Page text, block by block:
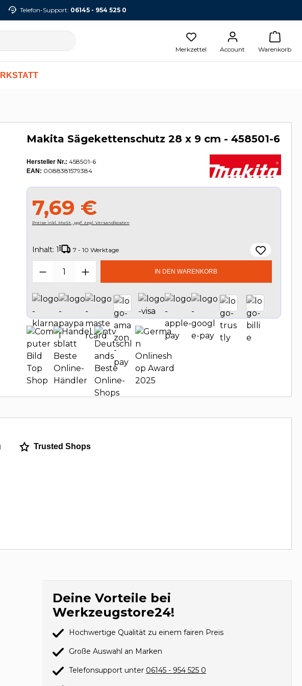
Telefon-Support: 06145 - 954 525 0
Merkzettel Account Warenkorb
Makita Sägekettenschutz 28 x 9 cm - 458501-6
Hersteller Nr.: 458501-6
EAN: 0088381579384
7,69 €
Preise inkl. MwSt., ggf. zzgl. Versandkosten
Inhalt: 1 7 - 10 Werktage
Produkt Anzahl: Gib den gewünschten
IN DEN WARENKORB
Trusted Shops
Deine Vorteile bei
Werkzeugstore24!
Hochwertige Qualität zu einem fairen Preis
Große Auswahl an Marken
Telefonsupport unter 06145 - 954 525 0